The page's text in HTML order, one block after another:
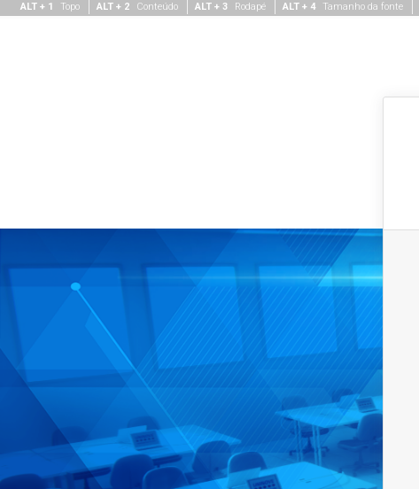
ALT + 1 Topo ALT + 2 Conteúdo ALT + 3 Rodapé ALT + 4 Tamanho da fonte